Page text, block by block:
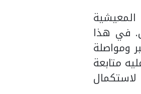
في هذا
ومواصلة
متابعة